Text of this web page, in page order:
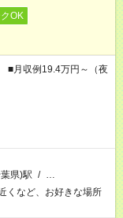
OK
■月収例19.4万円～（夜
県)駅 / …
など、お好きな場所